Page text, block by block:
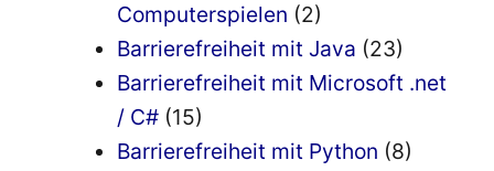
Computerspielen (2)
Barrierefreiheit mit Java (23)
Barrierefreiheit mit Microsoft .net
/ C# (15)
Barrierefreiheit mit Python (8)